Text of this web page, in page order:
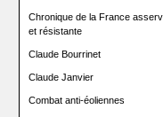
Chronique de la France
et résistante
Claude Bourrinet
Claude Janvier
Combat anti-éoliennes